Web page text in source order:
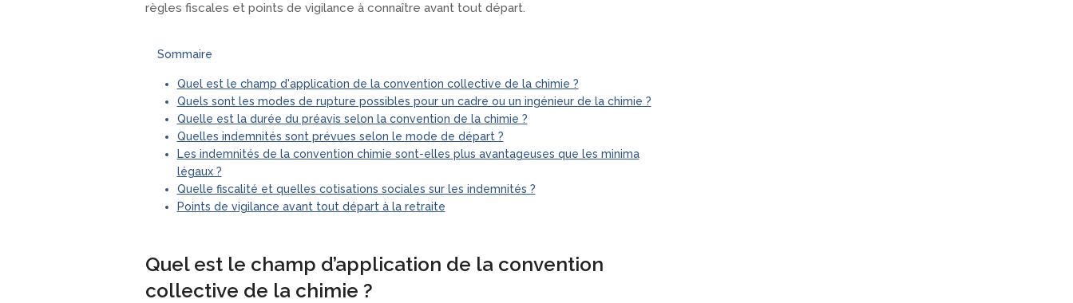
règles fiscales et points de vigilance à connaître avant tout départ.
Sommaire
Quel est le champ d'application de la convention collective de la chimie ?
Quels sont les modes de rupture possibles pour un cadre ou un ingénieur de la chimie ?
Quelle est la durée du préavis selon la convention de la chimie ?
Quelles indemnités sont prévues selon le mode de départ ?
Les indemnités de la convention chimie sont-elles plus avantageuses que les minima
légaux ?
Quelle fiscalité et quelles cotisations sociales sur les indemnités ?
Points de vigilance avant tout départ à la retraite
Quel est le champ d’application de la convention
collective de la chimie ?